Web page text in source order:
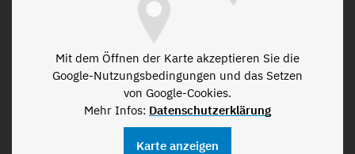
Mit dem Öffnen der Karte akzeptieren Sie die
Google-Nutzungsbedingungen und das Setzen
von Google-Cookies.
Mehr Infos: Datenschutzerklärung
Karte anzeigen